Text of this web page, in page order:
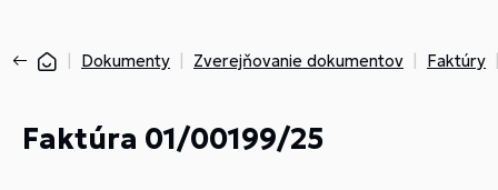
Dokumenty Zverejňovanie dokumentov Faktúry
Faktúra 01/00199/25